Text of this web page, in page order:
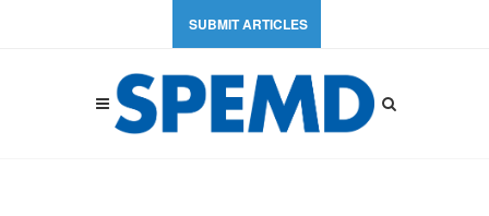
SUBMIT ARTICLES